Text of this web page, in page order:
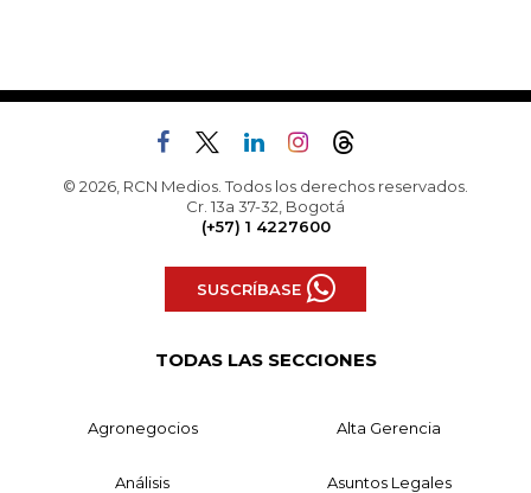
© 2026, RCN Medios. Todos los derechos reservados.
Cr. 13a 37-32, Bogotá
(+57) 1 4227600
SUSCRÍBASE
TODAS LAS SECCIONES
Agronegocios Alta Gerencia
Análisis Asuntos Legales